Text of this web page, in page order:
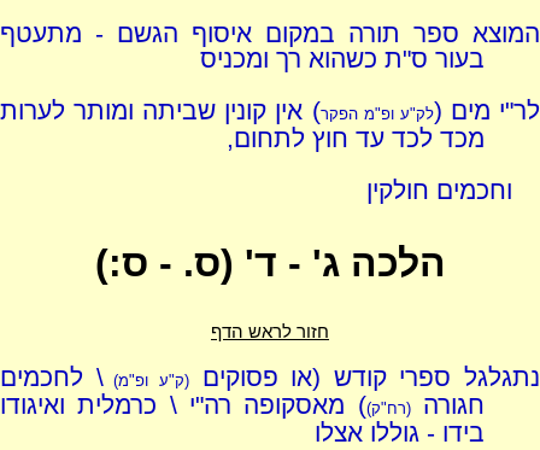
המוצא ספר תורה במקום איסוף הגשם - מתעטף
בעור ס"ת כשהוא רך ומכניס
לר"י מים (לק"ע ופ"מ הפקר) אין קונין שביתה ומותר לערות
מכד לכד עד חוץ לתחום,
וחכמים חולקין
הלכה ג' - ד' (ס. - ס:)
חזור לראש הדף
נתגלגל ספרי קודש (או פסוקים(ק"ע ופ"מ)\ לחכמים
חגורה(רח"ק)) מאסקופה רה"י \ כרמלית ואיגודו
בידו - גוללו אצלו